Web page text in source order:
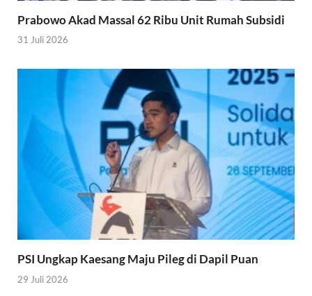
Prabowo Akad Massal 62 Ribu Unit Rumah Subsidi
31 Juli 2026
PSI Ungkap Kaesang Maju Pileg di Dapil Puan
29 Juli 2026